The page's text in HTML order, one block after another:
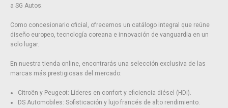
a SG Autos.
Como concesionario oficial, ofrecemos un catálogo integral que reúne
diseño europeo, tecnología coreana e innovación de vanguardia en un
solo lugar.
En nuestra tienda online, encontrarás una selección exclusiva de las
marcas más prestigiosas del mercado:
Citroën y Peugeot: Líderes en confort y eficiencia diésel (HDi).
DS Automobiles: Sofisticación y lujo francés de alto rendimiento.